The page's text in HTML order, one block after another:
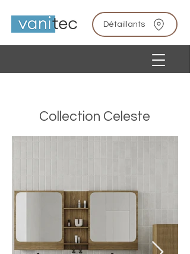
Détaillants
Collection Celeste